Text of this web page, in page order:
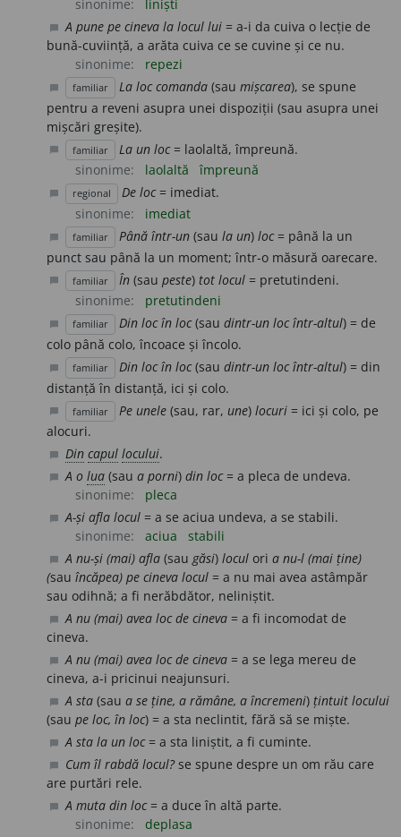
sinonime: liniști
A pune pe cineva la locul lui = a-i da cuiva o lecție de
bună-cuviință, a arăta cuiva ce se cuvine și ce nu.
sinonime:
repezi
familiar La loc comanda (sau mișcarea), se spune
pentru a reveni asupra unei dispoziții (sau asupra unei
mișcări greșite).
chat_bubble familiar La un loc= laolaltă, împreună.
sinonime:
laolaltă împreună
regional De loc= imediat.
sinonime:
imediat
familiar Până într-un (sau la un) loc= până la un
punct sau până la un moment; într-o măsură oarecare.
chat_bubble familiar În (sau peste) tot locul = pretutindeni.
sinonime:
pretutindeni
familiar Din loc în loc(sau dintr-un loc într-altul) = de
colo până colo, încoace și încolo.
familiar Din loc în loc(sau dintr-un loc într-altul) = din
distanță în distanță, ici și colo.
chat_bubble familiar Pe unele (sau, rar, une) locuri = ici și colo, pe
alocuri.
Din capul locului.
A olua (saua porni)din loc= a pleca de undeva.
sinonime:
pleca
A-și afla locul = a se aciua undeva, a se stabili.
sinonime:
aciua stabili
A nu-și (mai) afla (saugăsi)locul oria nu-l (mai ține)
(sau încăpea) pe cineva locul = a nu mai avea astâmpăr
sau odihnă; a fi nerăbdător, neliniștit.
A nu (mai) avea loc de cineva = a fi incomodat de
cineva.
A nu (mai) avea loc de cineva = a se lega mereu de
cineva, a-i pricinui neajunsuri.
A sta (saua se ține, a rămâne, a încremeni) țintuit locului
(sau pe loc, în loc) = a sta neclintit, fără să se miște.
A sta la un loc= a sta liniștit, a fi cuminte.
Cum îl rabdă locul?se spune despre un om rău care
are purtări rele.
A muta din loc= a duce în altă parte.
sinonime:
deplasa